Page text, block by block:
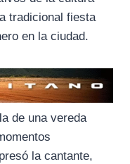
tradicional fiesta
en la ciudad.
de una vereda
la cantante,